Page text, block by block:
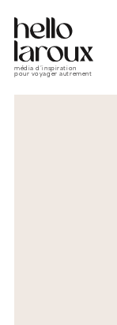
média d’inspiration
pour voyager autrement